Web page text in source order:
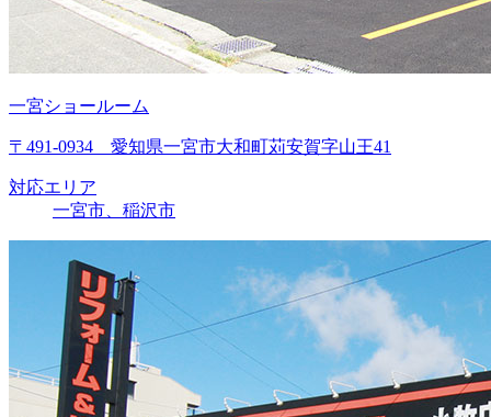
一宮ショールーム
〒491-0934 愛知県一宮市大和町苅安賀字山王41
対応エリア
一宮市、稲沢市